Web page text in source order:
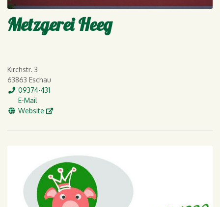
Metzgerei Heeg
Kirchstr. 3
63863 Eschau
Tel.
09374-431
E-Mail
E-Mail
WWW
Website